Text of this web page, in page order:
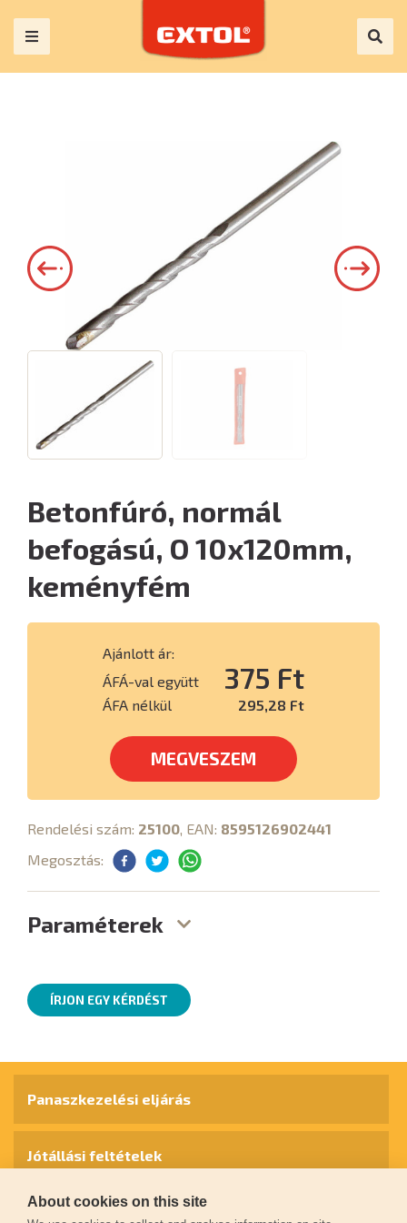
Betonfúró, normál
befogású, O 10x120mm,
keményfém
Ajánlott ár:
ÁFÁ-val együtt
375 Ft
ÁFA nélkül 295,28 Ft
MEGVESZEM
Rendelési szám: 25100, EAN: 8595126902441
Megosztás:
Paraméterek
ÍRJON EGY KÉRDÉST
Panaszkezelési eljárás
Jótállási feltételek
Személyes adatok védelme
About cookies on this site